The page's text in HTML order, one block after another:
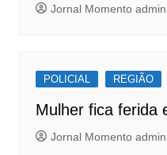
Jornal Momento admin
POLICIAL REGIÃO
Mulher fica ferida
Jornal Momento admin